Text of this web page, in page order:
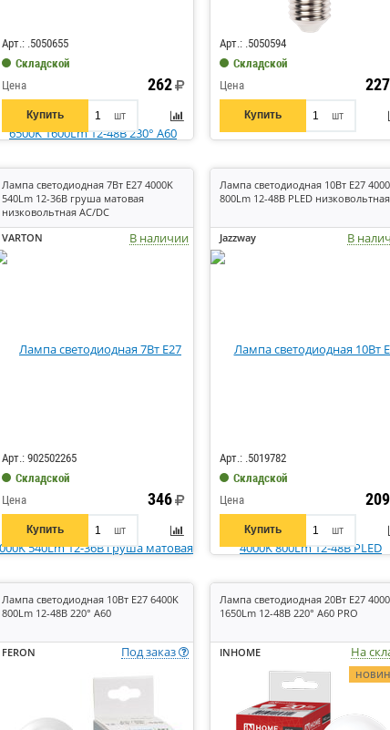
Арт.: .5050655
Складской
Цена
262
Купить шт
Арт.: .5050594
Складской
Цена
227
Купить шт
Лампа светодиодная 7Вт E27 4000K
540Lm 12-36В груша матовая
низковольтная AC/DC
VARTON
В наличии
Арт.: 902502265
Складской
Цена
346
Купить шт
Лампа светодиодная 10Вт E27
800Lm 12-48В PLED низковольтная
Jazzway В
Арт.: .5019782
Складской
Цена
209
Купить шт
Лампа светодиодная 10Вт E27 6400K
800Lm 12-48В 220° A60
FERON Под заказ
Лампа светодиодная 20Вт E27
1650Lm 12-48В 220° A60 PRO
INHOME На